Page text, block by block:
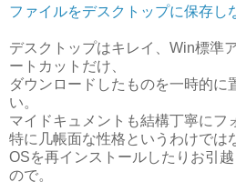
ファイルをデスクトップに保存し
デスクトップはキレイ、Win標準
ートカットだけ、
ダウンロードしたものを一時的に
い。
マイドキュメントも結構丁寧にフ
特に几帳面な性格というわけでは
OSを再インストールしたりお引
ので。